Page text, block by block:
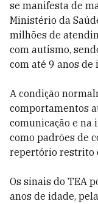
se manifesta de
Ministério da
milhões de
com autismo,
com até 9 anos de
A condição
comportamentos
comunicação e na
como padrões de
repertório restrito
Os sinais do TEA
anos de idade,